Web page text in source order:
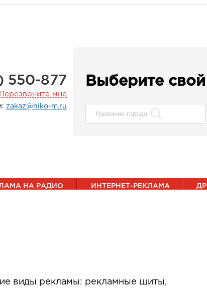
550-877
Перезвоните мне
zakaz@niko-m.ru
Выберите
НА РАДИО ИНТЕРНЕТ-РЕКЛАМА
виды рекламы: рекламные щиты,